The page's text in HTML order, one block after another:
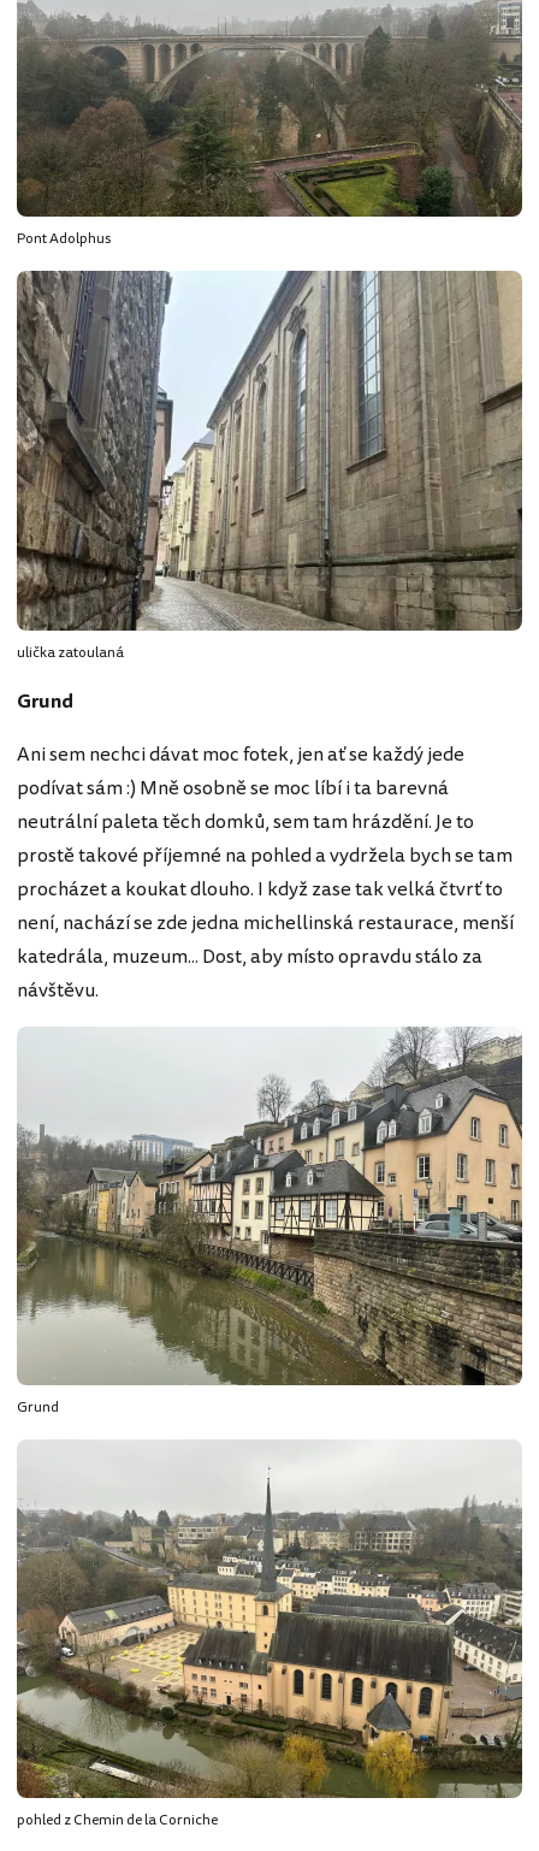
Pont Adolphus
ulička zatoulaná
Grund
Ani sem nechci dávat moc fotek, jen ať se každý jede
podívat sám :) Mně osobně se moc líbí i ta barevná
neutrální paleta těch domků, sem tam hrázdění. Je to
prostě takové příjemné na pohled a vydržela bych se tam
procházet a koukat dlouho. I když zase tak velká čtvrť to
není, nachází se zde jedna michellinská restaurace, menší
katedrála, muzeum... Dost, aby místo opravdu stálo za
návštěvu.
Grund
pohled z Chemin de la Corniche